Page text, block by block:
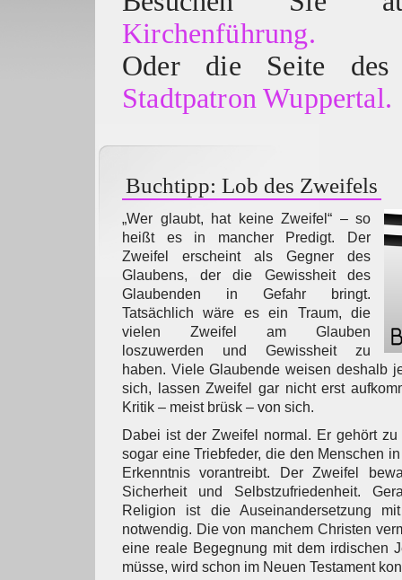
Kirchenführung.
Oder die Seite des
Stadtpatron Wuppertal.
Buchtipp: Lob des Zweifels
„Wer glaubt, hat keine Zweifel“ – so
heißt es in mancher Predigt. Der
Zweifel erscheint als Gegner des
Glaubens, der die Gewissheit des
Glaubenden in Gefahr bringt.
Tatsächlich wäre es ein Traum, die
vielen Zweifel am Glauben
loszuwerden und Gewissheit zu
haben. Viele Glaubende weisen deshalb
sich, lassen Zweifel gar nicht erst
Kritik – meist brüsk – von sich.
Dabei ist der Zweifel normal. Er gehört
sogar eine Triebfeder, die den Menschen
Erkenntnis vorantreibt. Der Zweifel
Sicherheit und Selbstzufriedenheit.
Religion ist die Auseinandersetzung
notwendig. Die von manchem Christen
eine reale Begegnung mit dem irdischen
müsse, wird schon im Neuen Testament